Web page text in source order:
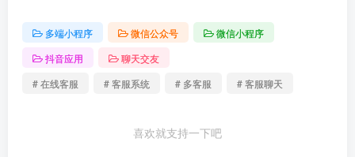
多端小程序 微信公众号
微信小程序
抖音应用
聊天交友
# 在线客服
# 客服系统 # 多客服 # 客服聊天
喜欢就支持一下吧